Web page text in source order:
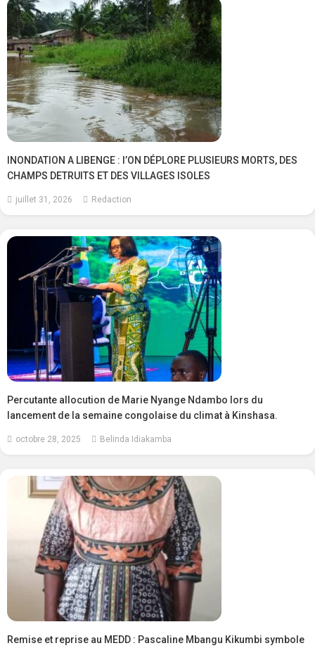
INONDATION A LIBENGE : l’ON DÉPLORE PLUSIEURS MORTS, DES
CHAMPS DETRUITS ET DES VILLAGES ISOLES
juillet 31, 2026 Redaction
Percutante allocution de Marie Nyange Ndambo lors du
lancement de la semaine congolaise du climat à Kinshasa.
octobre 28, 2025 Belinda Idiakamba
Remise et reprise au MEDD : Pascaline Mbangu Kikumbi symbole